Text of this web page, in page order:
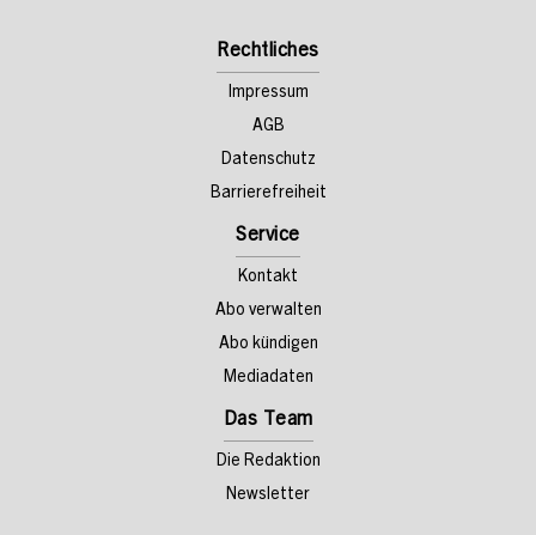
Rechtliches
Impressum
AGB
Datenschutz
Barrierefreiheit
Service
Kontakt
Abo verwalten
Abo kündigen
Mediadaten
Das Team
Die Redaktion
Newsletter